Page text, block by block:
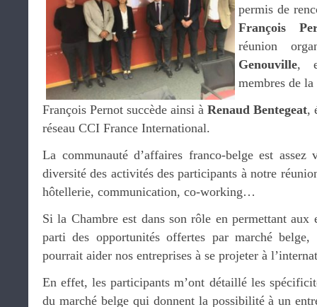
permis de
François
réunion
Genouville,
membres de
François Pernot succède ainsi à Renaud Bentegeat,
réseau CCI France International.
La communauté d’affaires franco-belge est
diversité des activités des participants à notre
hôtellerie, communication, co-working…
Si la Chambre est dans son rôle en permettant aux
parti des opportunités offertes par marché belge,
pourrait aider nos entreprises à se projeter à
En effet, les participants m’ont détaillé les
du marché belge qui donnent la possibilité à un